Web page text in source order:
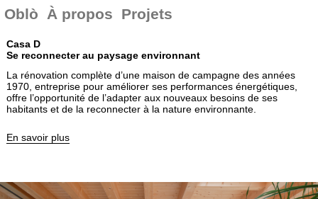
Oblò À propos Projets
Casa D
Se reconnecter au paysage environnant
La rénovation complète d’une maison de campagne des années
1970, entreprise pour améliorer ses performances énergétiques,
offre l’opportunité de l’adapter aux nouveaux besoins de ses
habitants et de la reconnecter à la nature environnante.
En savoir plus